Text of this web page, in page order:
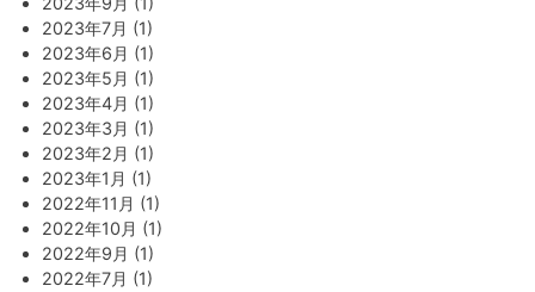
2023年7月 (1)
2023年6月 (1)
2023年5月 (1)
2023年4月 (1)
2023年3月 (1)
2023年2月 (1)
2023年1月 (1)
2022年11月 (1)
2022年10月 (1)
2022年9月 (1)
2022年7月 (1)